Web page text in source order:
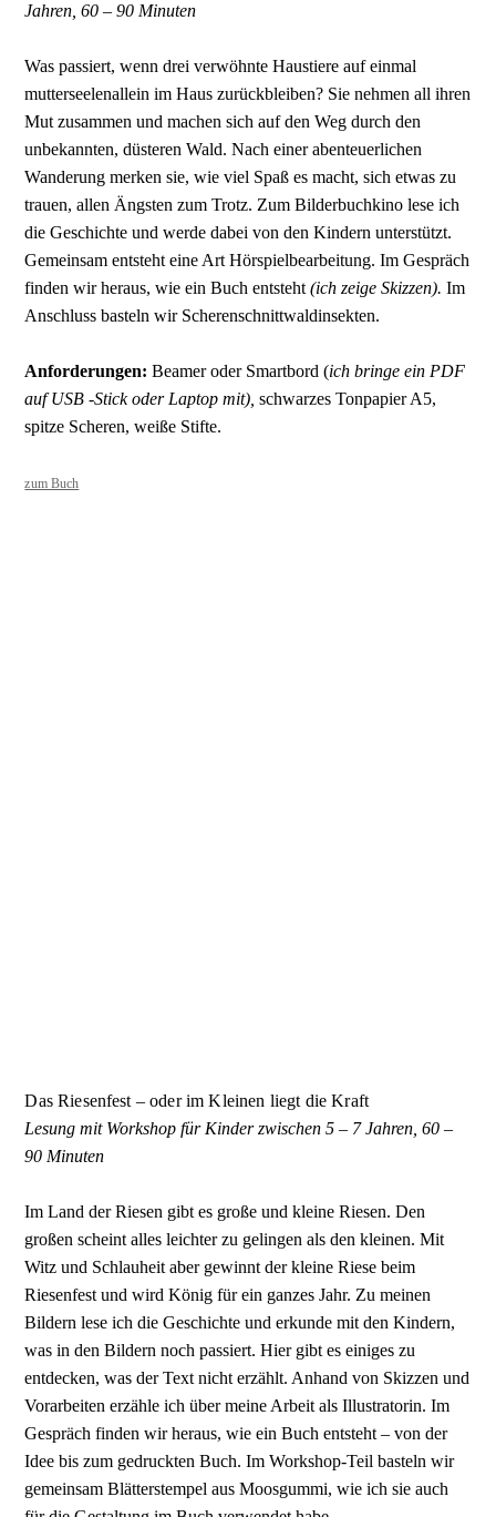
Jahren, 60 – 90 Minuten
Was passiert, wenn drei verwöhnte Haustiere auf einmal
mutterseelenallein im Haus zurückbleiben? Sie nehmen all ihren
Mut zusammen und machen sich auf den Weg durch den
unbekannten, düsteren Wald. Nach einer abenteuerlichen
Wanderung merken sie, wie viel Spaß es macht, sich etwas zu
trauen, allen Ängsten zum Trotz. Zum Bilderbuchkino lese ich
die Geschichte und werde dabei von den Kindern unterstützt.
Gemeinsam entsteht eine Art Hörspielbearbeitung. Im Gespräch
finden wir heraus, wie ein Buch entsteht(ich zeige Skizzen). Im
Anschluss basteln wir Scherenschnittwaldinsekten.
Anforderungen:Beamer oder Smartbord (ich bringe ein PDF
auf USB -Stick oder Laptop mit), schwarzes Tonpapier A5,
spitze Scheren, weiße Stifte.
zum Buch
Das Riesenfest – oder im Kleinen liegt die Kraft
Lesung mit Workshop für Kinder zwischen 5 – 7 Jahren, 60 –
90 Minuten
Im Land der Riesen gibt es große und kleine Riesen. Den
großen scheint alles leichter zu gelingen als den kleinen. Mit
Witz und Schlauheit aber gewinnt der kleine Riese beim
Riesenfest und wird König für ein ganzes Jahr. Zu meinen
Bildern lese ich die Geschichte und erkunde mit den Kindern,
was in den Bildern noch passiert. Hier gibt es einiges zu
entdecken, was der Text nicht erzählt. Anhand von Skizzen und
Vorarbeiten erzähle ich über meine Arbeit als Illustratorin. Im
Gespräch finden wir heraus, wie ein Buch entsteht – von der
Idee bis zum gedruckten Buch. Im Workshop-Teil basteln wir
gemeinsam Blätterstempel aus Moosgummi, wie ich sie auch